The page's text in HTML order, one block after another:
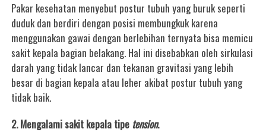
Pakar kesehatan menyebut postur tubuh yang buruk seperti
duduk dan berdiri dengan posisi membungkuk karena
menggunakan gawai dengan berlebihan ternyata bisa memicu
sakit kepala bagian belakang. Hal ini disebabkan oleh sirkulasi
darah yang tidak lancar dan tekanan gravitasi yang lebih
besar di bagian kepala atau leher akibat postur tubuh yang
tidak baik.
2. Mengalami sakit kepala tipe tension.